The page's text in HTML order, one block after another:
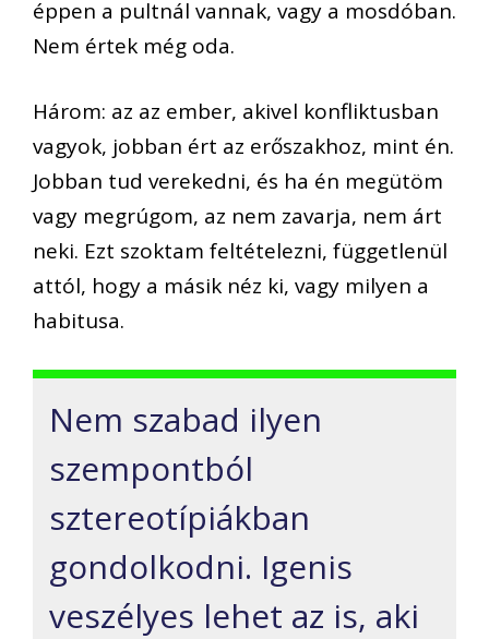
éppen a pultnál vannak, vagy a mosdóban.
Nem értek még oda.
Három: az az ember, akivel konfliktusban
vagyok, jobban ért az erőszakhoz, mint én.
Jobban tud verekedni, és ha én megütöm
vagy megrúgom, az nem zavarja, nem árt
neki. Ezt szoktam feltételezni, függetlenül
attól, hogy a másik néz ki, vagy milyen a
habitusa.
Nem szabad ilyen
szempontból
sztereotípiákban
gondolkodni. Igenis
veszélyes lehet az is, aki